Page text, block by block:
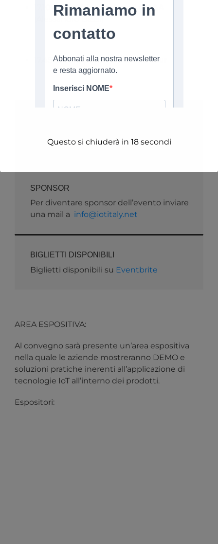
17.10-17.45:Chiusura lavori e Q&A
17.45-18.30:Aperitivo e demo tour
mail ainfo@iotitaly.net
SPONSOR
Per diventare sponsor dell’evento inviare
una mail a info@iotitaly.net
BIGLIETTI DISPONIBILI
Biglietti disponibili su Eventbrite
AREA ESPOSITIVA:
Al convegno sarà presente un’area espositiva
nella quale le aziende mostreranno DEMO e
soluzioni pratiche inerenti all’applicazione di
tecnologie IoT all’interno dei prodotti.
Espositori:
Questo si chiuderà in 18secondi